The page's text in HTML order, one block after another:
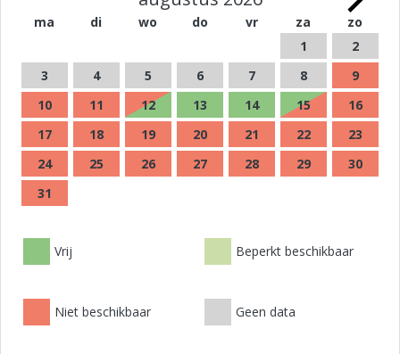
ma di wo do vr za
zo
1
2
3
4 5 6 7 8
9
10
11 12 13 14 15
16
17
18 19 20 21 22
23
24
25 26 27 28 29
30
31
Vrij Beperkt beschikbaar
Niet beschikbaar Geen data